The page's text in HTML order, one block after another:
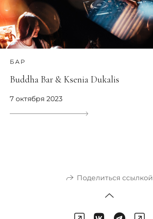
БАР
Buddha Bar & Ksenia Dukalis
7 октября 2023
Поделиться ссылкой